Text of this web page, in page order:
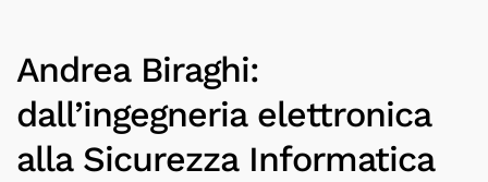
Andrea Biraghi:
dall’ingegneria elettronica
alla Sicurezza Informatica